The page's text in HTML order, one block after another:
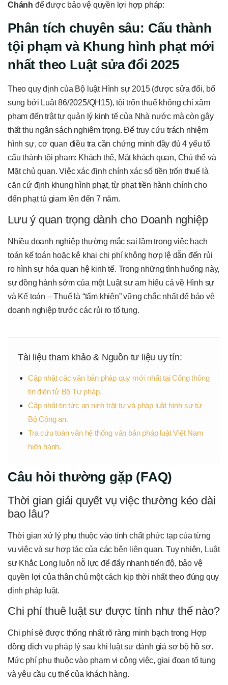
Chánh để được bảo vệ quyền lợi hợp pháp:
Phân tích chuyên sâu: Cấu thành
tội phạm và Khung hình phạt mới
nhất theo Luật sửa đổi 2025
Theo quy định của Bộ luật Hình sự 2015 (được sửa đổi, bổ
sung bởi Luật 86/2025/QH15), tội trốn thuế không chỉ xâm
phạm đến trật tự quản lý kinh tế của Nhà nước mà còn gây
thất thu ngân sách nghiêm trọng. Để truy cứu trách nhiệm
hình sự, cơ quan điều tra cần chứng minh đầy đủ 4 yếu tố
cấu thành tội phạm: Khách thể, Mặt khách quan, Chủ thể và
Mặt chủ quan. Việc xác định chính xác số tiền trốn thuế là
căn cứ định khung hình phạt, từ phạt tiền hành chính cho
đến phạt tù giam lên đến 7 năm.
Lưu ý quan trọng dành cho Doanh nghiệp
Nhiều doanh nghiệp thường mắc sai lầm trong việc hạch
toán kế toán hoặc kê khai chi phí không hợp lệ dẫn đến rủi
ro hình sự hóa quan hệ kinh tế. Trong những tình huống này,
sự đồng hành sớm của một Luật sư am hiểu cả về Hình sự
và Kế toán – Thuế là “tấm khiên” vững chắc nhất để bảo vệ
doanh nghiệp trước các rủi ro tố tụng.
Tài liệu tham khảo & Nguồn tư liệu uy tín:
Cập nhật các văn bản pháp quy mới nhất tại Cổng thông
tin điện tử Bộ Tư pháp.
Cập nhật tin tức an ninh trật tự và pháp luật hình sự từ
Bộ Công an.
Tra cứu toàn văn hệ thống văn bản pháp luật Việt Nam
hiện hành.
Câu hỏi thường gặp (FAQ)
Thời gian giải quyết vụ việc thường kéo dài
bao lâu?
Thời gian xử lý phụ thuộc vào tính chất phức tạp của từng
vụ việc và sự hợp tác của các bên liên quan. Tuy nhiên, Luật
sư Khắc Long luôn nỗ lực để đẩy nhanh tiến độ, bảo vệ
quyền lợi của thân chủ một cách kịp thời nhất theo đúng quy
định pháp luật.
Chi phí thuê luật sư được tính như thế nào?
Chi phí sẽ được thống nhất rõ ràng minh bạch trong Hợp
đồng dịch vụ pháp lý sau khi luật sư đánh giá sơ bộ hồ sơ.
Mức phí phụ thuộc vào phạm vi công việc, giai đoạn tố tụng
và yêu cầu cụ thể của khách hàng.